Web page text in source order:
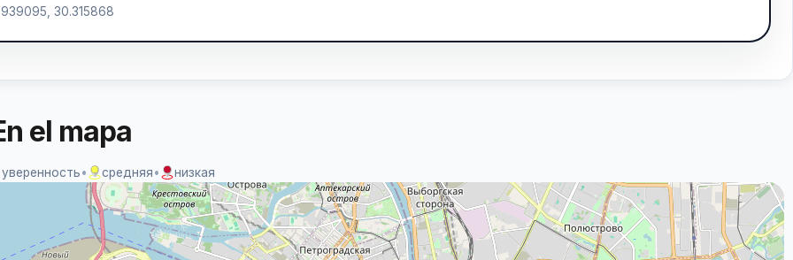
30.315868
el mapa
• средняя• низкая